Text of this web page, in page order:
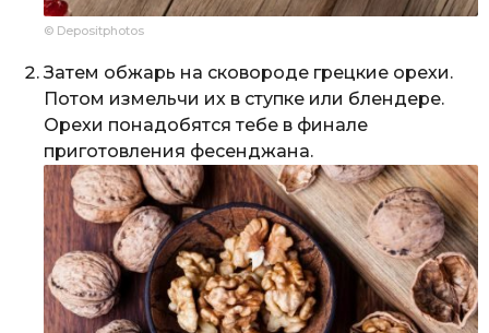
© Depositphotos
Затем обжарь на сковороде грецкие орехи.
Потом измельчи их в ступке или блендере.
Орехи понадобятся тебе в финале
приготовления фесенджана.